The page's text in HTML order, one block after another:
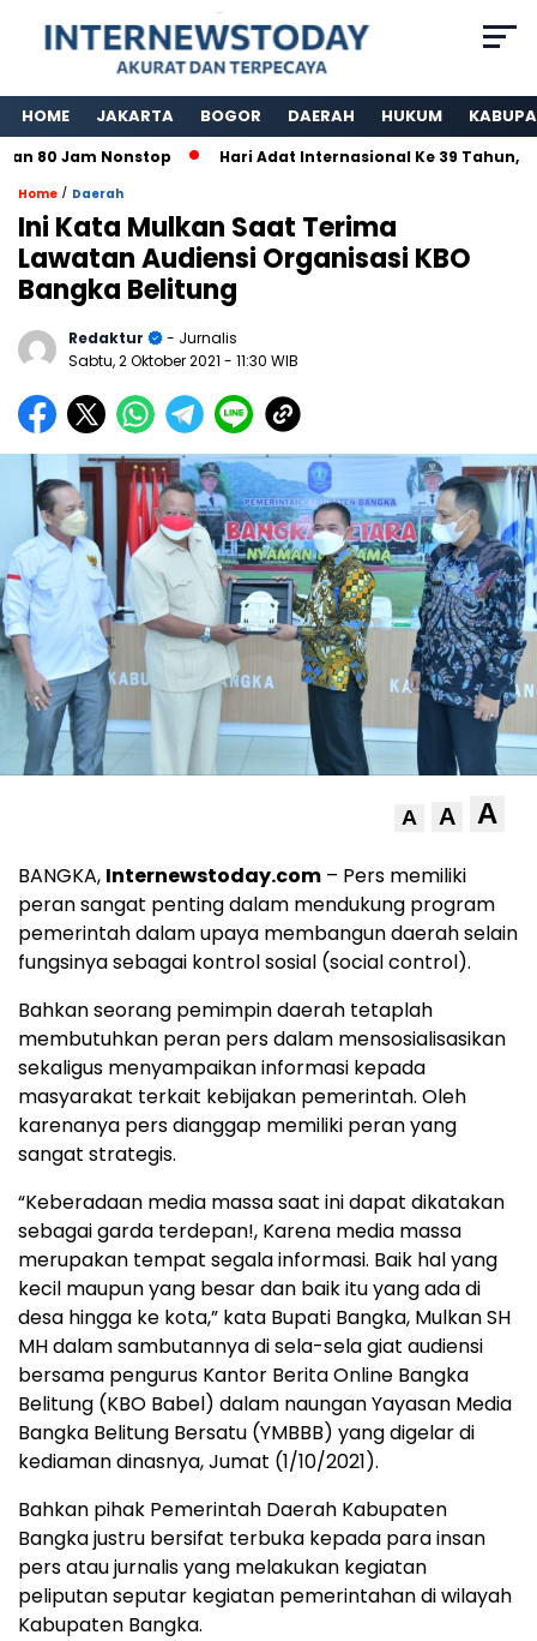
HOME JAKARTA BOGOR DAERAH HUKUM
Jam Nonstop Hari Adat Internasional Ke 39 Tahun,
Home / Daerah
Ini Kata Mulkan Saat Terima
Lawatan Audiensi Organisasi KBO
Bangka Belitung
Redaktur
- Jurnalis
Sabtu, 2 Oktober 2021 - 11:30 WIB
A A A
BANGKA, Internewstoday.com – Pers memiliki
peran sangat penting dalam mendukung program
pemerintah dalam upaya membangun daerah selain
fungsinya sebagai kontrol sosial (social control).
Bahkan seorang pemimpin daerah tetaplah
membutuhkan peran pers dalam mensosialisasikan
sekaligus menyampaikan informasi kepada
masyarakat terkait kebijakan pemerintah. Oleh
karenanya pers dianggap memiliki peran yang
sangat strategis.
“Keberadaan media massa saat ini dapat dikatakan
sebagai garda terdepan!, Karena media massa
merupakan tempat segala informasi. Baik hal yang
kecil maupun yang besar dan baik itu yang ada di
desa hingga ke kota,” kata Bupati Bangka, Mulkan SH
MH dalam sambutannya di sela-sela giat audiensi
bersama pengurus Kantor Berita Online Bangka
Belitung (KBO Babel) dalam naungan Yayasan Media
Bangka Belitung Bersatu (YMBBB) yang digelar di
kediaman dinasnya, Jumat (1/10/2021).
Bahkan pihak Pemerintah Daerah Kabupaten
Bangka justru bersifat terbuka kepada para insan
pers atau jurnalis yang melakukan kegiatan
peliputan seputar kegiatan pemerintahan di wilayah
Kabupaten Bangka.